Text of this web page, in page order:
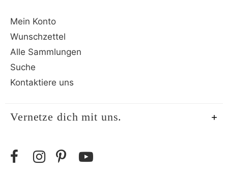
Mein Konto
Wunschzettel
Alle Sammlungen
Suche
Kontaktiere uns
Vernetze dich mit uns.